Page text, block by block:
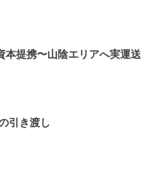
提携〜山陰エリアへ実運送
引き渡し